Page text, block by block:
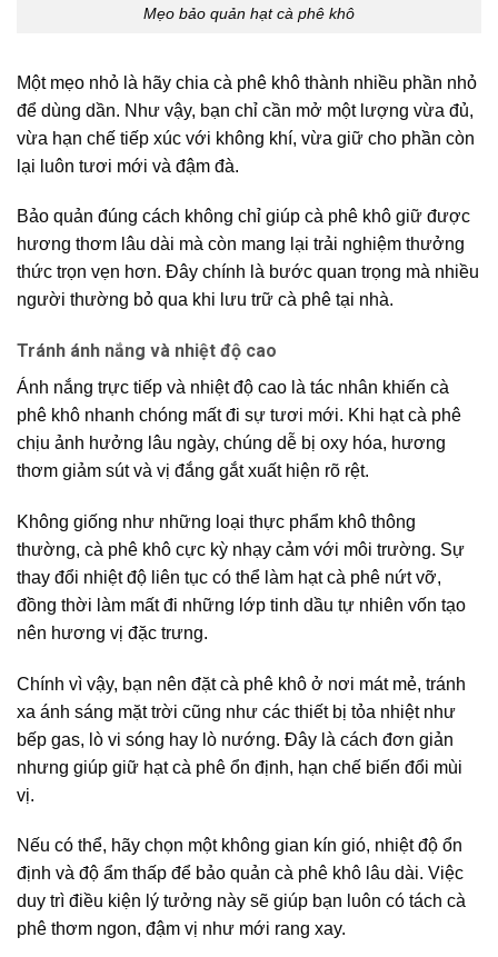
Mẹo bảo quản hạt cà phê khô
Một mẹo nhỏ là hãy chia cà phê khô thành nhiều phần nhỏ
để dùng dần. Như vậy, bạn chỉ cần mở một lượng vừa đủ,
vừa hạn chế tiếp xúc với không khí, vừa giữ cho phần còn
lại luôn tươi mới và đậm đà.
Bảo quản đúng cách không chỉ giúp cà phê khô giữ được
hương thơm lâu dài mà còn mang lại trải nghiệm thưởng
thức trọn vẹn hơn. Đây chính là bước quan trọng mà nhiều
người thường bỏ qua khi lưu trữ cà phê tại nhà.
Tránh ánh nắng và nhiệt độ cao
Ánh nắng trực tiếp và nhiệt độ cao là tác nhân khiến cà
phê khô nhanh chóng mất đi sự tươi mới. Khi hạt cà phê
chịu ảnh hưởng lâu ngày, chúng dễ bị oxy hóa, hương
thơm giảm sút và vị đắng gắt xuất hiện rõ rệt.
Không giống như những loại thực phẩm khô thông
thường, cà phê khô cực kỳ nhạy cảm với môi trường. Sự
thay đổi nhiệt độ liên tục có thể làm hạt cà phê nứt vỡ,
đồng thời làm mất đi những lớp tinh dầu tự nhiên vốn tạo
nên hương vị đặc trưng.
Chính vì vậy, bạn nên đặt cà phê khô ở nơi mát mẻ, tránh
xa ánh sáng mặt trời cũng như các thiết bị tỏa nhiệt như
bếp gas, lò vi sóng hay lò nướng. Đây là cách đơn giản
nhưng giúp giữ hạt cà phê ổn định, hạn chế biến đổi mùi
vị.
Nếu có thể, hãy chọn một không gian kín gió, nhiệt độ ổn
định và độ ẩm thấp để bảo quản cà phê khô lâu dài. Việc
duy trì điều kiện lý tưởng này sẽ giúp bạn luôn có tách cà
phê thơm ngon, đậm vị như mới rang xay.